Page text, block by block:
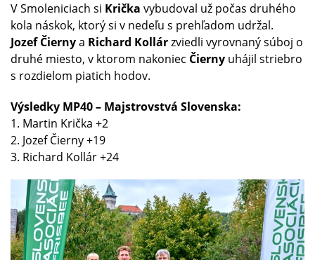
V Smoleniciach si Krička vybudoval už počas druhého
kola náskok, ktorý si v nedeľu s prehľadom udržal.
Jozef Čiernya Richard Kollárzviedli vyrovnaný súboj o
druhé miesto, v ktorom nakoniec Čierny uhájil striebro
s rozdielom piatich hodov.
Výsledky MP40 – Majstrovstvá Slovenska:
1. Martin Krička +2
2. Jozef Čierny +19
3. Richard Kollár +24